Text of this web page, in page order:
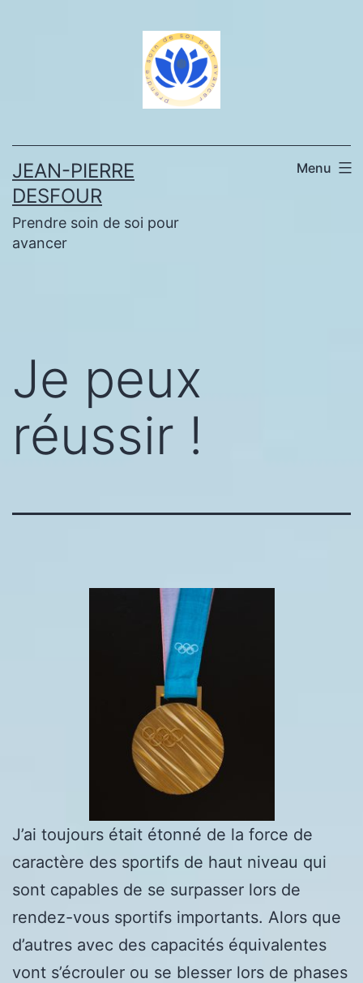
JEAN-PIERRE
DESFOUR
Prendre soin de soi pour
avancer
Menu
Je peux
réussir !
J’ai toujours était étonné de la force de
caractère des sportifs de haut niveau qui
sont capables de se surpasser lors de
rendez-vous sportifs importants. Alors que
d’autres avec des capacités équivalentes
vont s’écrouler ou se blesser lors de phases